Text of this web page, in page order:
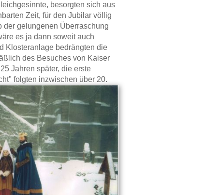
besorgten sich aus
Zeit, für den Jubilar völlig
der gelungenen Überraschung
es ja dann soweit auch
Klosteranlage bedrängten die
des Besuches von Kaiser
Jahren später, die erste
folgten inzwischen über 20.